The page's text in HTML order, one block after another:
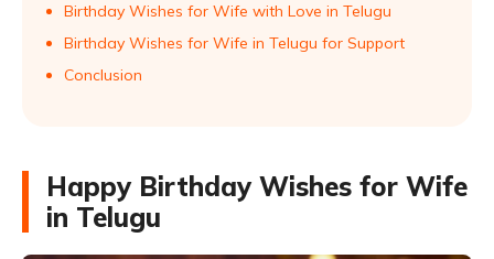
Birthday Wishes for Wife with Love in Telugu
Birthday Wishes for Wife in Telugu for Support
Conclusion
Happy Birthday Wishes for Wife
in Telugu